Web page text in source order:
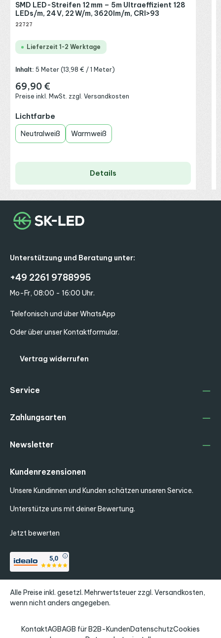
SMD LED-Streifen 12 mm – 5m Ultraeffizient 128
LEDs/m, 24 V, 22 W/m, 3620lm/m, CRI>93
22727
Lieferzeit 1-2 Werktage
Inhalt:5 Meter(13,98 € / 1 Meter)
Regulärer Preis:
69,90 €
Preise inkl. MwSt. zzgl. Versandkosten
Lichtfarbe
Neutralweiß Warmweiß
Details
Unterstützung und Beratung unter:
+49 2261 9788995
Mo-Fr, 08:00 - 16:00 Uhr.
Telefonisch und über WhatsApp
Oder über unserKontaktformular.
Vertrag widerrufen
Service
Zahlungsarten
Kundenrezensionen
Unsere Kundinnen und Kunden schätzen unseren Service.
Unterstütze uns mit deiner Bewertung.
Jetzt bewerten
Newsletter
Alle Preise inkl. gesetzl. Mehrwertsteuer zzgl. Versandkosten,
wenn nicht anders angegeben.
KontaktAGBAGB für B2B-KundenDatenschutzCookies